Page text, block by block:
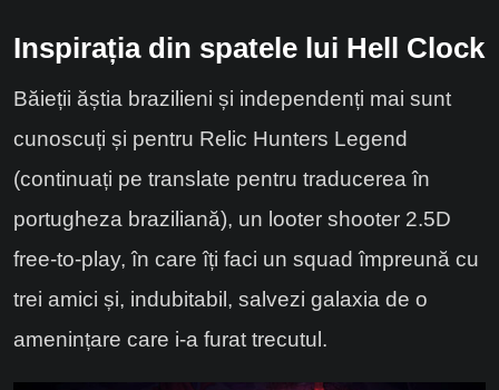
Inspirația din spatele lui Hell Clock
Băieții ăștia brazilieni și independenți mai sunt
cunoscuți și pentru Relic Hunters Legend
(continuați pe translate pentru traducerea în
portugheza braziliană), un looter shooter 2.5D
free-to-play, în care îți faci un squad împreună cu
trei amici și, indubitabil, salvezi galaxia de o
amenințare care i-a furat trecutul.